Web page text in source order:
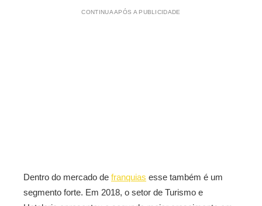
CONTINUA APÓS A PUBLICIDADE
Dentro do mercado de franquias esse também é um
segmento forte. Em 2018, o setor de Turismo e